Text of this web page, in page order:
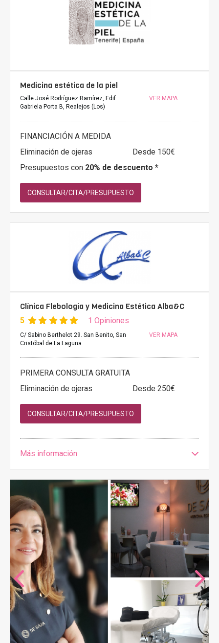
Medicina estética de la piel
Calle José Rodríguez Ramírez, Edif
Gabriela Porta B, Realejos (Los)
VER MAPA
FINANCIACIÓN A MEDIDA
Eliminación de ojeras
Desde 150€
Presupuestos con 20% de descuento *
CONSULTAR/CITA/PRESUPUESTO
Clínica Flebología y Medicina Estética Alba&C
5 1 Opiniones
C/ Sabino Berthelot 29. San Benito, San
Cristóbal de La Laguna
VER MAPA
PRIMERA CONSULTA GRATUITA
Eliminación de ojeras
Desde 250€
CONSULTAR/CITA/PRESUPUESTO
Más información